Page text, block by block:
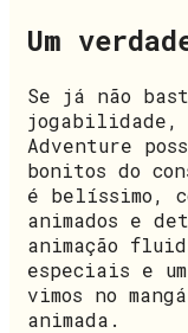
Um
Se já não
jogabilidade,
Adventure
bonitos do
é belíssimo,
animados e
animação
especiais e
vimos no
animada.